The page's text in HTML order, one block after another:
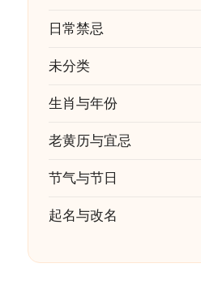
日常禁忌
未分类
生肖与年份
老黄历与宜忌
节气与节日
起名与改名